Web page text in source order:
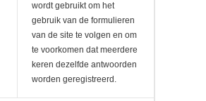
wordt gebruikt om het
gebruik van de formulieren
van de site te volgen en om
te voorkomen dat meerdere
keren dezelfde antwoorden
worden geregistreerd.